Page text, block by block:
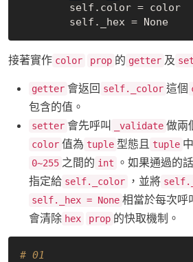
        self._hex =
None
接著實作 color prop 的 getter 及
getter 會返回 self._color 這個
包含的值。
setter 會先呼叫 _validate 做兩
color 值為 tuple 型態且 tuple
0~255 之間的 int 。如果通過的
指定給 self._color ，並將
self._hex = None 相當於每次呼
會清除 hex prop 的快取機制。
# 01